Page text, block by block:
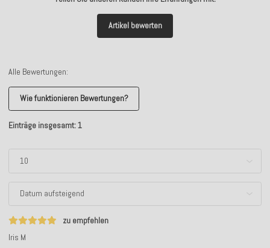
Artikel bewerten
Alle Bewertungen:
Wie funktionieren Bewertungen?
Einträge insgesamt: 1
zu empfehlen
Iris M